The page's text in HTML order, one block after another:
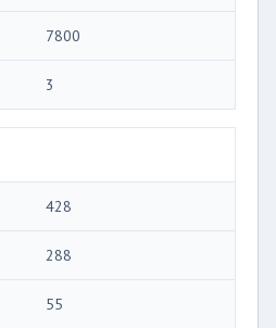
7800
3
428
288
55